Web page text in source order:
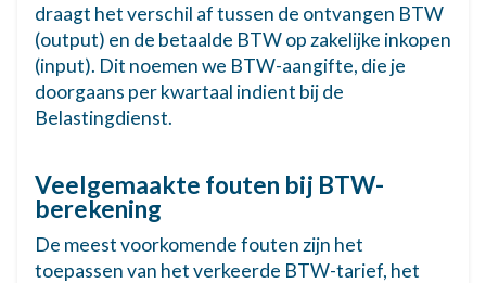
Schoonmaakdiensten
21%
Commerciële en particuliere schoonmaak.
Goederenvervoer (binnenland)
Binnenlands transport van goederen,
Verhuur bedrijfsruimte (optie
btw)
Verhuur van commercieel vastgoed met
btw-optie.
draagt het verschil af tussen de ontvangen BTW
(output) en de betaalde BTW op zakelijke inkopen
(input). Dit noemen we BTW-aangifte, die je
doorgaans per kwartaal indient bij de
Belastingdienst.
Veelgemaakte fouten bij BTW-
berekening
De meest voorkomende fouten zijn het
toepassen van het verkeerde BTW-tarief, het